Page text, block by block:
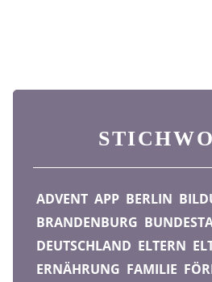
ADVENT APP BERLIN
BRANDENBURG
DEUTSCHLAND ELTERN
ERNÄHRUNG FAMILIE